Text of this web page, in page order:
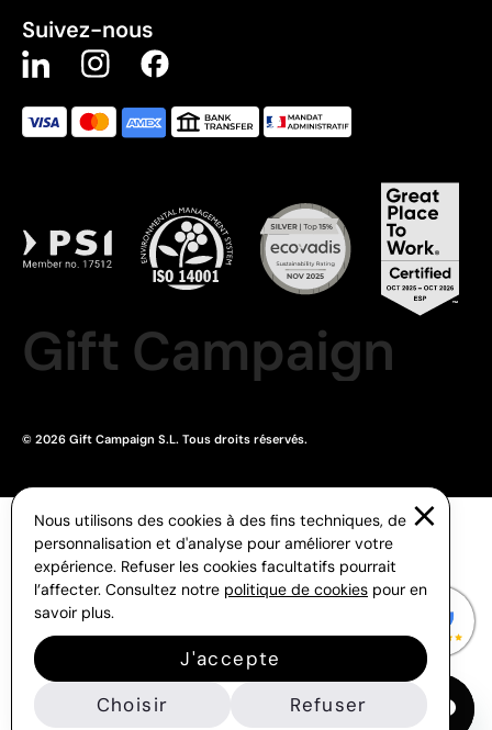
Suivez-nous
Gift Campaign
© 2026 Gift Campaign S.L. Tous droits réservés.
Nous utilisons des cookies à des fins techniques, de
personnalisation et d'analyse pour améliorer votre
expérience. Refuser les cookies facultatifs pourrait
l’affecter. Consultez notre politique de cookies pour en
savoir plus.
J'accepte
Choisir
Refuser